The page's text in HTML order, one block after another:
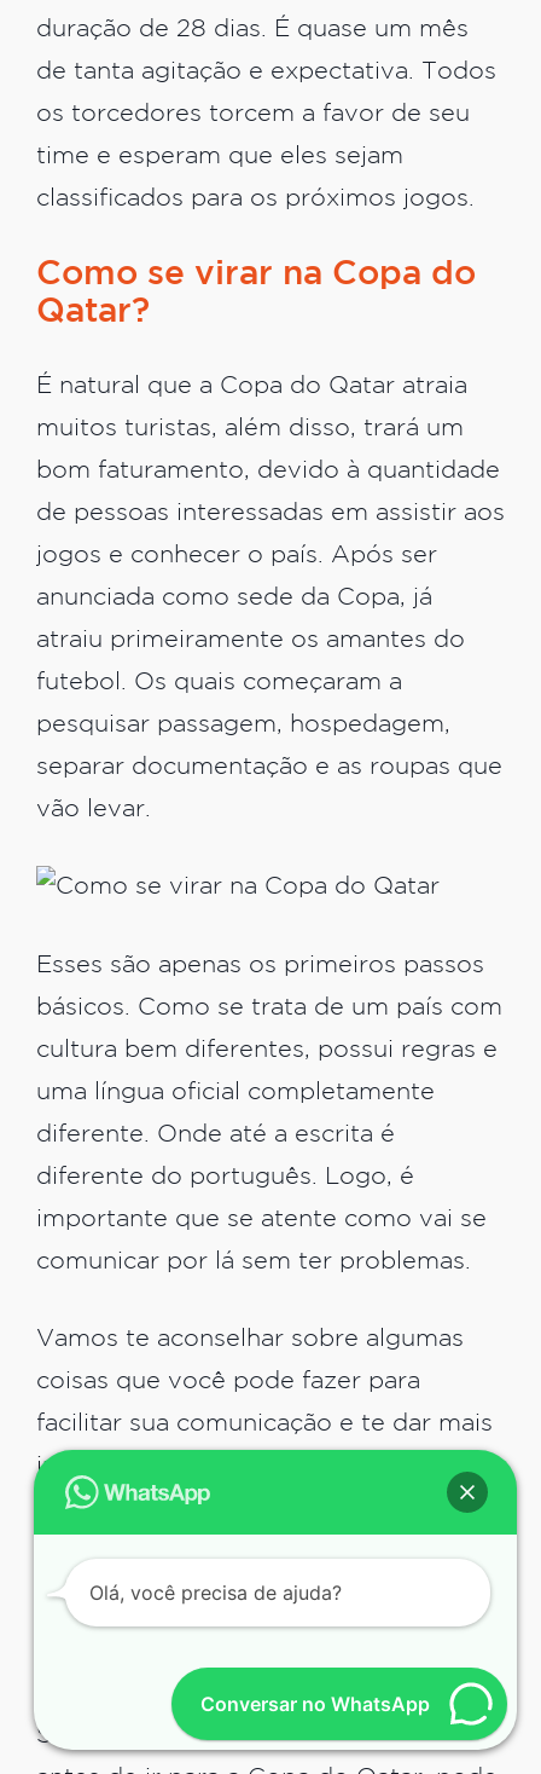
duração de 28 dias. É quase um mês
de tanta agitação e expectativa. Todos
os torcedores torcem a favor de seu
time e esperam que eles sejam
classificados para os próximos jogos.
Como se virar na Copa do
Qatar?
É natural que a Copa do Qatar atraia
muitos turistas, além disso, trará um
bom faturamento, devido à quantidade
de pessoas interessadas em assistir aos
jogos e conhecer o país. Após ser
anunciada como sede da Copa, já
atraiu primeiramente os amantes do
futebol. Os quais começaram a
pesquisar passagem, hospedagem,
separar documentação e as roupas que
vão levar.
Esses são apenas os primeiros passos
básicos. Como se trata de um país com
cultura bem diferentes, possui regras e
uma língua oficial completamente
diferente. Onde até a escrita é
diferente do português. Logo, é
importante que se atente como vai se
comunicar por lá sem ter problemas.
Vamos te aconselhar sobre algumas
coisas que você pode fazer para
facilitar sua comunicação e te dar mais
independência para passear pelo Qatar.
Veja a seguir as dicas para se virar bem
oficial.
Aprenda inglês
Se empenhar para aprender inglês
Conversar no WhatsApp
Olá, você precisa de ajuda?